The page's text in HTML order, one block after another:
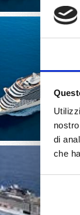
di
che
del
consenso